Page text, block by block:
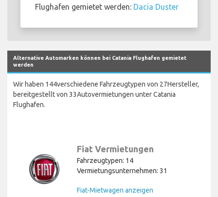
Flughafen gemietet werden: Dacia Duster
Alternative Automarken können bei Catania Flughafen gemietet
werden
Wir haben 144verschiedene Fahrzeugtypen von 27Hersteller,
bereitgestellt von 33Autovermietungen unter Catania
Flughafen.
Fiat Vermietungen
Fahrzeugtypen: 14
Vermietungsunternehmen: 31
Fiat-Mietwagen anzeigen